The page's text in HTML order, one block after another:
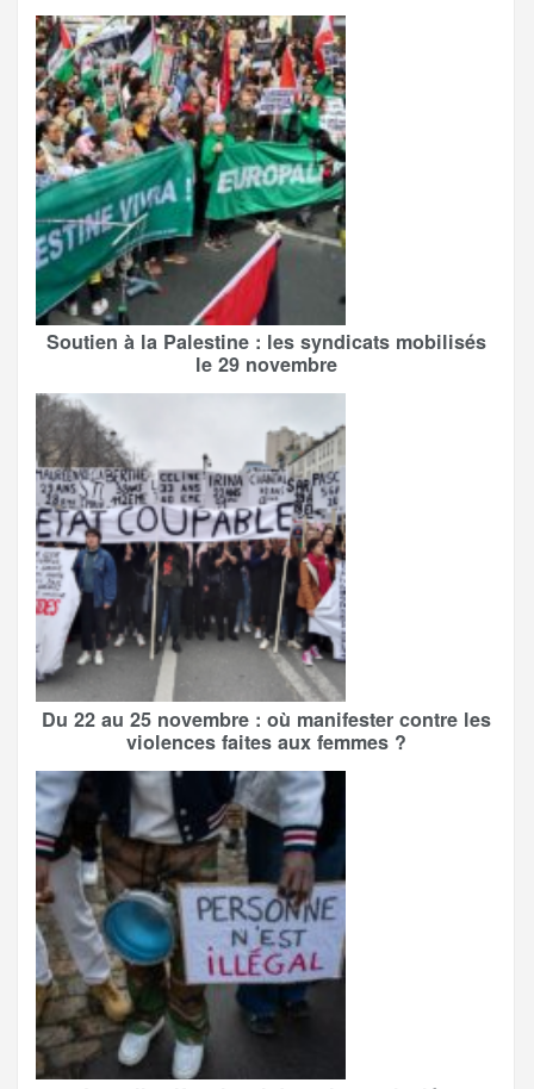
Soutien à la Palestine : les syndicats mobilisés
le 29 novembre
Du 22 au 25 novembre : où manifester contre les
violences faites aux femmes ?